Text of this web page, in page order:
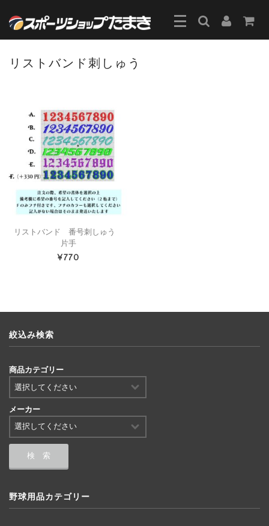
リストバンド刺しゅう
リストバンド 番号刺しゅう
片手
¥770
絞込み検索
商品カテゴリー
メーカー
野球用品カテゴリー